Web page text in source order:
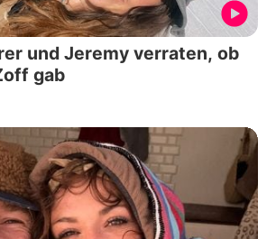
und Jeremy verraten, ob
gab